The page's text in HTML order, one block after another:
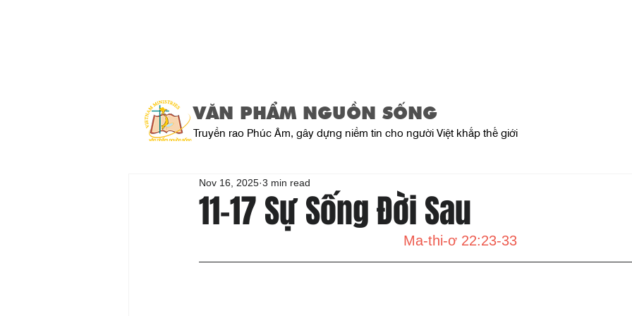
VĂN PHẨM NGUỒN SỐNG
Truyền rao Phúc Âm, gây dựng niềm tin cho người Việt khắp thế giới
11-17 Sự Sống Đời Sau
Nov 16, 2025 3 min read
Ma-thi-ơ 22:23-33